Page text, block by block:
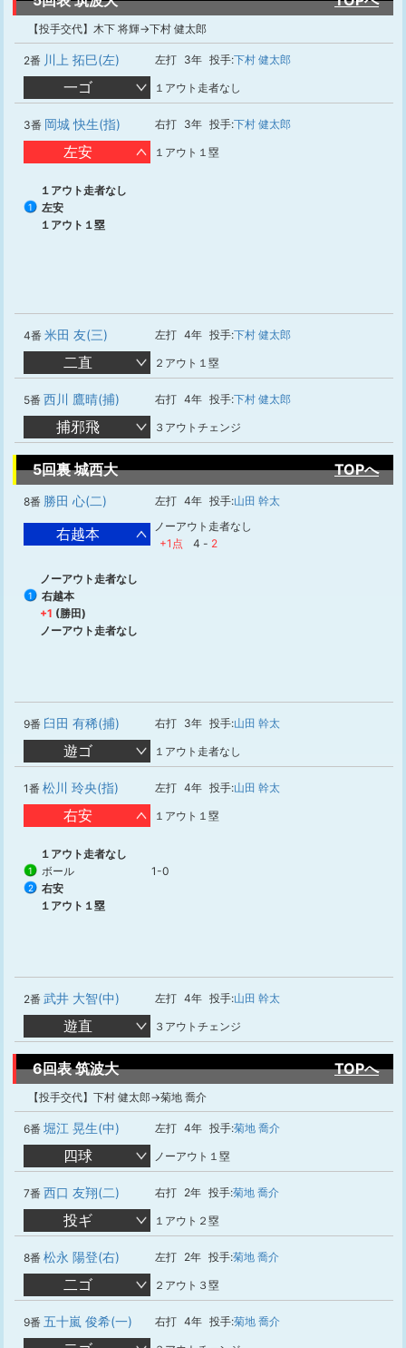
【投手交代】木下 将輝→下村 健太郎
2番 川上 拓巳(左) 左打 3年 投手:下村 健太郎
一ゴ １アウト走者なし
3番 岡城 快生(指) 右打 3年 投手:下村 健太郎
左安 １アウト１塁
１アウト走者なし
1
左安
１アウト１塁
4番 米田 友(三) 左打 4年 投手:下村 健太郎
二直 ２アウト１塁
5番 西川 鷹晴(捕) 右打 4年 投手:下村 健太郎
捕邪飛 ３アウトチェンジ
5回裏 城西大 TOPへ
8番 勝田 心(二) 左打 4年 投手:山田 幹太
右越本
ノーアウト走者なし
+1点
4 - 2
ノーアウト走者なし
1
右越本
+1 (勝田)
ノーアウト走者なし
9番 臼田 有稀(捕) 右打 3年 投手:山田 幹太
遊ゴ １アウト走者なし
1番 松川 玲央(指) 左打 4年 投手:山田 幹太
右安 １アウト１塁
１アウト走者なし
1 ボール 1-0
2
右安
１アウト１塁
2番 武井 大智(中) 左打 4年 投手:山田 幹太
遊直 ３アウトチェンジ
6回表 筑波大 TOPへ
【投手交代】下村 健太郎→菊地 喬介
6番 堀江 晃生(中) 左打 4年 投手:菊地 喬介
四球 ノーアウト１塁
7番 西口 友翔(二) 右打 2年 投手:菊地 喬介
投ギ １アウト２塁
8番 松永 陽登(右) 左打 2年 投手:菊地 喬介
二ゴ ２アウト３塁
9番 五十嵐 俊希(一) 右打 4年 投手:菊地 喬介